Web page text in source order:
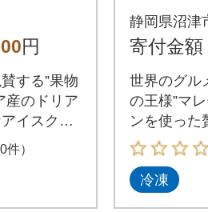
ム 10
静岡
円
する”果物
産のドリア
イスクリ
件）
ドアイ
0ml 16
静岡県沼津
寄付金額
世界のグル
の王様”マ
ンを使った
ームをお届
冷凍